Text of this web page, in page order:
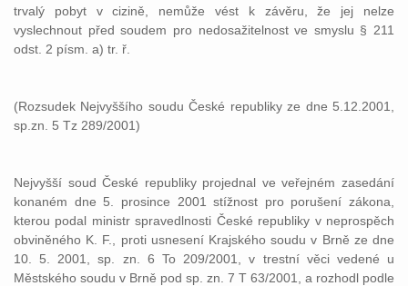
trvalý pobyt v cizině, nemůže vést k závěru, že jej nelze
vyslechnout před soudem pro nedosažitelnost ve smyslu § 211
odst. 2 písm. a) tr. ř.
(Rozsudek Nejvyššího soudu České republiky ze dne 5.12.2001,
sp.zn. 5 Tz 289/2001)
Nejvyšší soud České republiky projednal ve veřejném zasedání
konaném dne 5. prosince 2001 stížnost pro porušení zákona,
kterou podal ministr spravedlnosti České republiky v neprospěch
obviněného K. F., proti usnesení Krajského soudu v Brně ze dne
10. 5. 2001, sp. zn. 6 To 209/2001, v trestní věci vedené u
Městského soudu v Brně pod sp. zn. 7 T 63/2001, a rozhodl podle